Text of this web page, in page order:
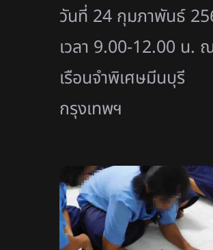
วันที่ 24 กุมภาพันธ์
เวลา 9.00-12.00 น.
เรือนจำพิเศษมีนบุรี
กรุงเทพฯ